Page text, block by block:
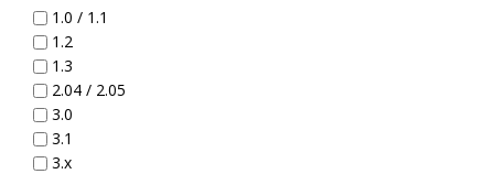
1.0 / 1.1
1.2
1.3
2.04 / 2.05
3.0
3.1
3.x